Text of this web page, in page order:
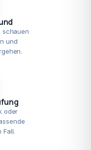
schauen
und
oder
Fall.